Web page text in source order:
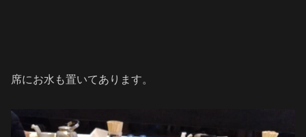
席にお水も置いてあります。